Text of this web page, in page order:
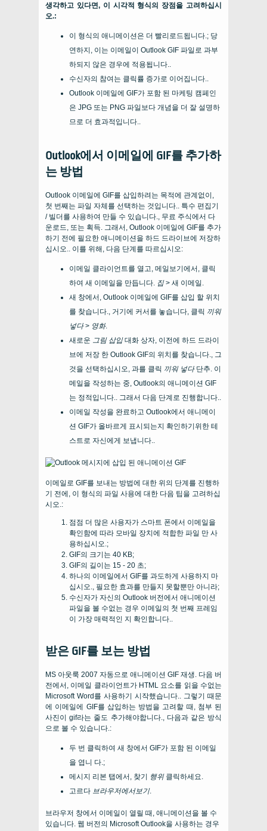
생각하고 있다면, 이 시각적 형식의 장점을 고려하십시
오.:
이 형식의 애니메이션은 더 빨리로드됩니다.; 당
연하지, 이는 이메일이 Outlook GIF 파일로 과부
하되지 않은 경우에 적용됩니다..
수신자의 참여는 클릭률 증가로 이어집니다..
Outlook 이메일에 GIF가 포함 된 마케팅 캠페인
은 JPG 또는 PNG 파일보다 개념을 더 잘 설명하
므로 더 효과적입니다..
Outlook에서 이메일에 GIF를 추가하
는 방법
Outlook 이메일에 GIF를 삽입하려는 목적에 관계없이,
첫 번째는 파일 자체를 선택하는 것입니다.. 특수 편집기
/ 빌더를 사용하여 만들 수 있습니다., 무료 주식에서 다
운로드, 또는 획득. 그래서, Outlook 이메일에 GIF를 추가
하기 전에 필요한 애니메이션을 하드 드라이브에 저장하
십시오.. 이를 위해, 다음 단계를 따르십시오:
이메일 클라이언트를 열고, 메일보기에서, 클릭
하여 새 이메일을 만듭니다. 집> 새 이메일.
새 창에서, Outlook 이메일에 GIF를 삽입 할 위치
를 찾습니다., 거기에 커서를 놓습니다, 클릭 끼워
넣다> 영화.
새로운 그림 삽입대화 상자, 이전에 하드 드라이
브에 저장 한 Outlook GIF의 위치를 ​​찾습니다., 그
것을 선택하십시오, 과를 클릭 끼워 넣다 단추. 이
메일을 작성하는 중, Outlook의 애니메이션 GIF
는 정적입니다.. 그래서 다음 단계로 진행합니다..
이메일 작성을 완료하고 Outlook에서 애니메이
션 GIF가 올바르게 표시되는지 확인하기위한 테
스트로 자신에게 보냅니다..
이메일로 GIF를 보내는 방법에 대한 위의 단계를 진행하
기 전에, 이 형식의 파일 사용에 대한 다음 팁을 고려하십
시오.:
점점 더 많은 사용자가 스마트 폰에서 이메일을
확인함에 따라 모바일 장치에 적합한 파일 만 사
용하십시오.;
GIF의 크기는 40 KB;
GIF의 길이는 15 - 20 초;
하나의 이메일에서 GIF를 과도하게 사용하지 마
십시오., 필요한 효과를 만들지 못할뿐만 아니라;
수신자가 자신의 Outlook 버전에서 애니메이션
파일을 볼 수없는 경우 이메일의 첫 번째 프레임
이 가장 매력적인 지 확인합니다..
받은 GIF를 보는 방법
MS 아웃룩 2007 자동으로 애니메이션 GIF 재생. 다음 버
전에서, 이메일 클라이언트가 HTML 요소를 읽을 수없는
Microsoft Word를 사용하기 시작했습니다.. 그렇기 때문
에 이메일에 GIF를 삽입하는 방법을 고려할 때, 첨부 된
사진이 gif라는 줄도 추가해야합니다., 다음과 같은 방식
으로 볼 수 있습니다.:
두 번 클릭하여 새 창에서 GIF가 포함 된 이메일
을 엽니 다.;
메시지 리본 탭에서, 찾기
행위 클릭하세요.
고르다 브라우저에서보기.
브라우저 창에서 이메일이 열릴 때, 애니메이션을 볼 수
있습니다. 웹 버전의 Microsoft Outlook을 사용하는 경우